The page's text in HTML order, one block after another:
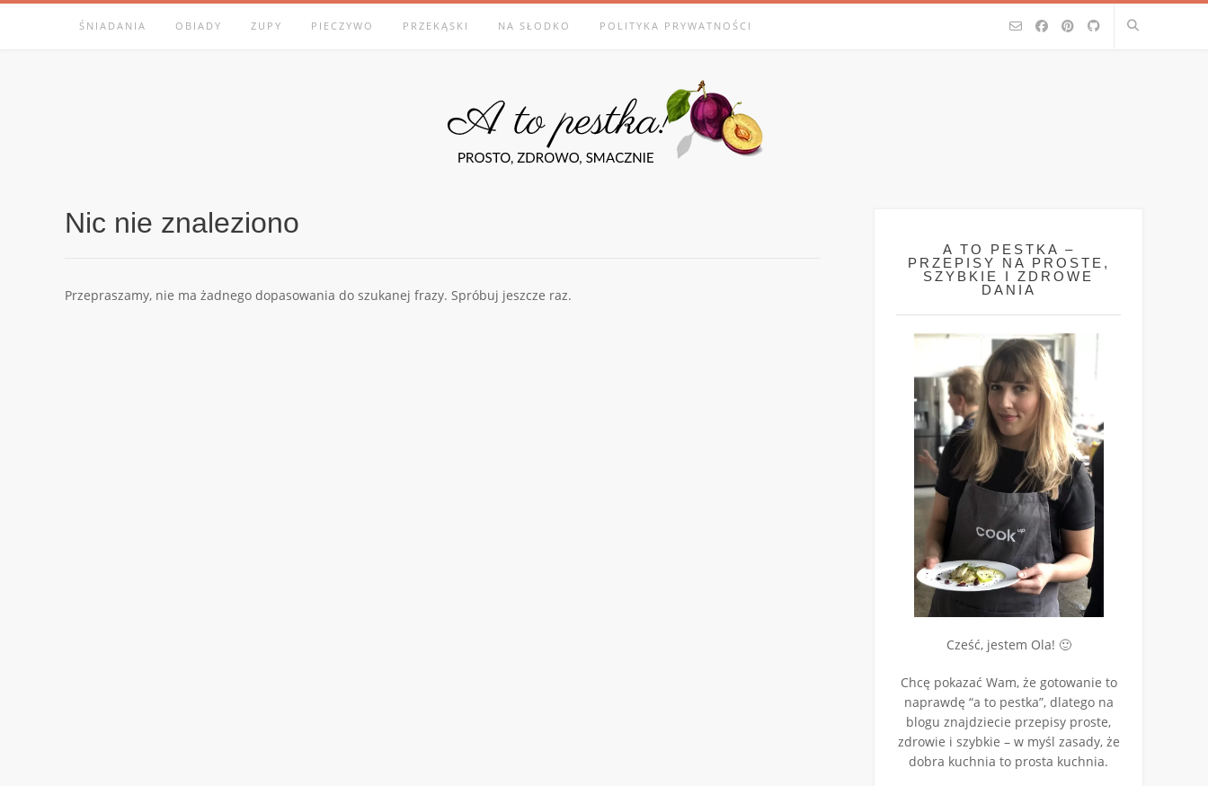
Skip
ŚNIADANIA OBIADY ZUPY PIECZYWO PRZEKĄSKI NA SŁODKO POLITYKA PRYWATNOŚCI
Nic nie znaleziono
Przepraszamy, nie ma żadnego dopasowania do szukanej frazy. Spróbuj jeszcze raz.
A TO PESTKA –
PRZEPISY NA PROSTE,
SZYBKIE I ZDROWE
DANIA
Cześć, jestem Ola! 🙂
Chcę pokazać Wam, że gotowanie to
naprawdę “a to pestka”, dlatego na
blogu znajdziecie przepisy proste,
zdrowie i szybkie – w myśl zasady, że
dobra kuchnia to prosta kuchnia.